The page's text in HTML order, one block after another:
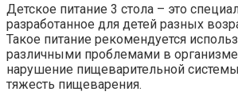
Детское питание 3 стола – это
разработанное для детей разных
Такое питание рекомендуется
различными проблемами в
нарушение пищеварительной
тяжесть пищеварения.